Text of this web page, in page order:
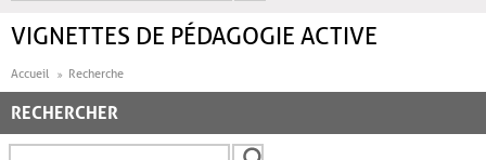
VIGNETTES DE PÉDAGOGIE ACTIVE
Accueil Recherche
RECHERCHER